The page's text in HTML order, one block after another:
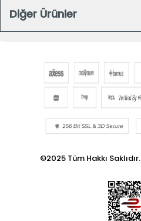
Diğer Ürünler
©2025 Tüm Hakkı Saklıdır.